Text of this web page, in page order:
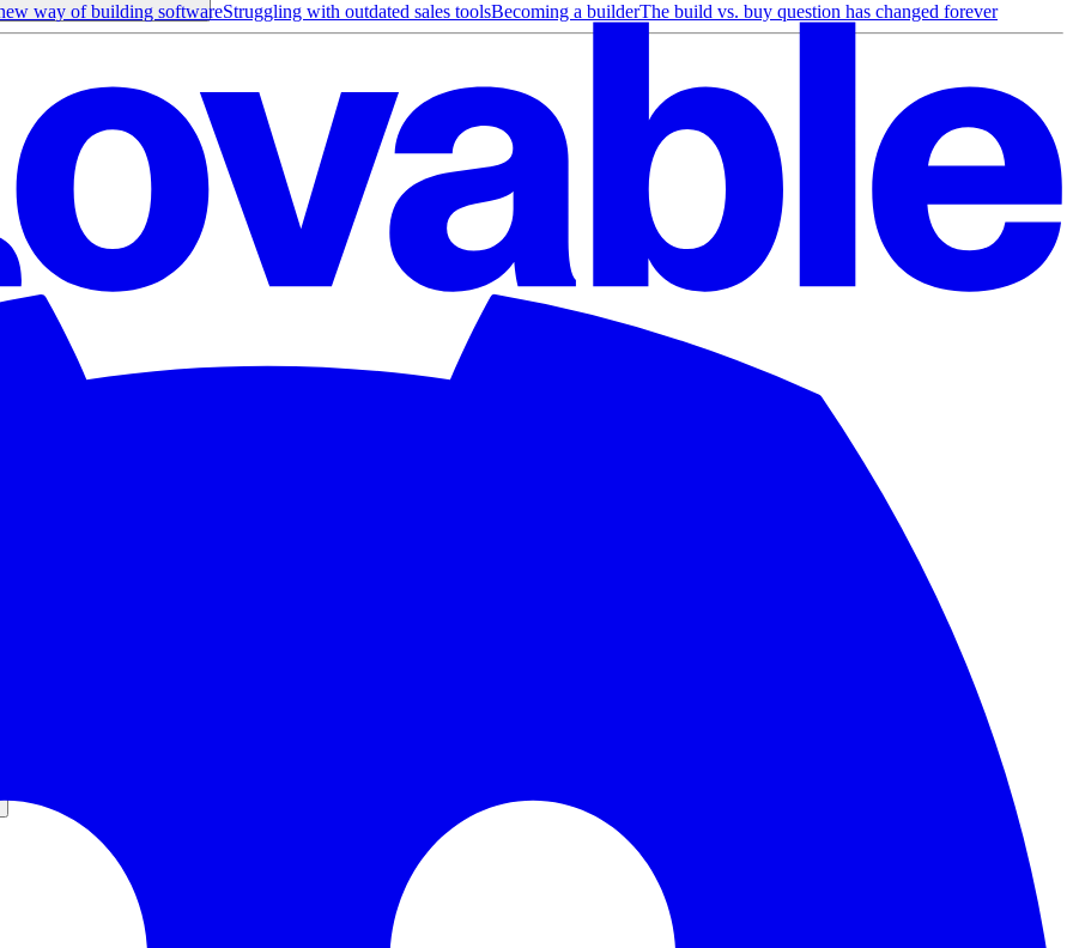
way of building softwareStruggling with outdated sales toolsBecoming a builderThe build vs. buy question has changed forever